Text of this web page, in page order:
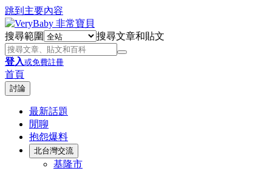
跳到主要內容
搜尋範圍 搜尋文章和貼文
登入或免費註冊
首頁
討論
最新話題
閒聊
抱怨爆料
北台灣交流
基隆市